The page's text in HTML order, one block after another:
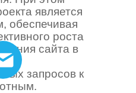
является
обеспечивая
роста
сайта в
запросов к